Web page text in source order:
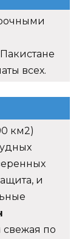
всех.
км2)
и
свежая по